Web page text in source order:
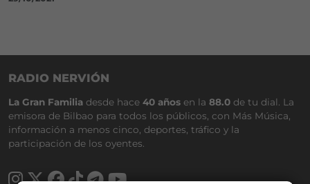
RADIO NERVIÓN
La Gran Familia desde hace 40 años en la 88.0 de tu dial. La
emisora de Bilbao para todos los públicos, con Más Música,
información a menos cinco, deportes, tráfico y la
participación de los oyentes.